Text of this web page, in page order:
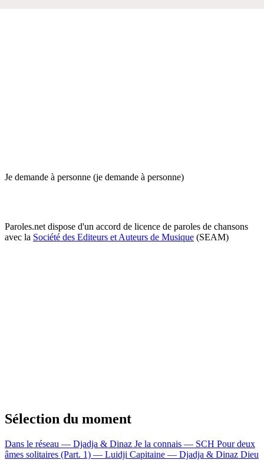
Je demande à personne (je demande à personne)
Paroles.net dispose d'un accord de licence de paroles de chansons
avec la Société des Editeurs et Auteurs de Musique (SEAM)
Sélection du moment
Dans le réseau — Djadja & Dinaz Je la connais — SCH Pour deux
âmes solitaires (Part. 1) — Luidji Capitaine — Djadja & Dinaz Dieu